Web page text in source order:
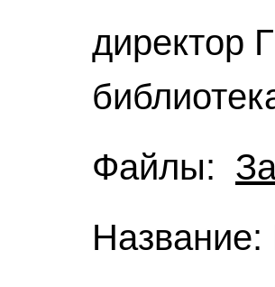
директор
Файлы: